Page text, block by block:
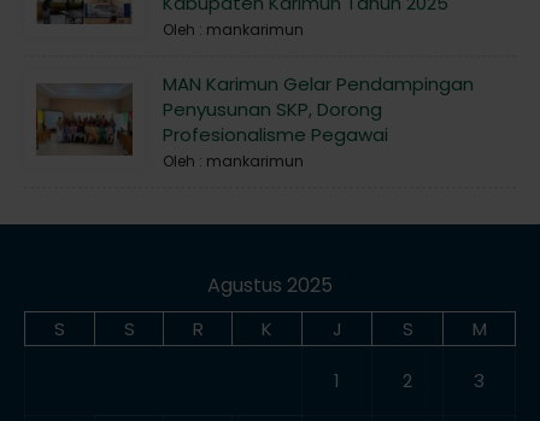
Oleh : mankarimun
MAN Karimun Gelar Pendampingan
Penyusunan SKP, Dorong
Profesionalisme Pegawai
Oleh : mankarimun
Agustus 2025
S S R K J S M
1 2 3